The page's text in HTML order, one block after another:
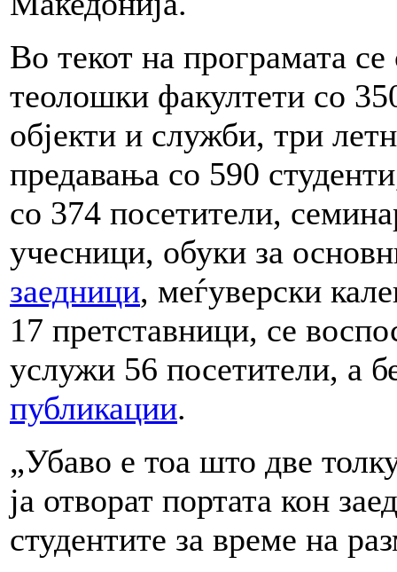
Во текот на програмата
теолошки факултети со
објекти и служби, три
предавања со 590
со 374 посетители,
учесници, обуки за
заедници, меѓуверски
17 претставници, се
услужи 56 посетители, а
публикации.
„Убаво е тоа што две
ја отворат портата кон
студентите за време на